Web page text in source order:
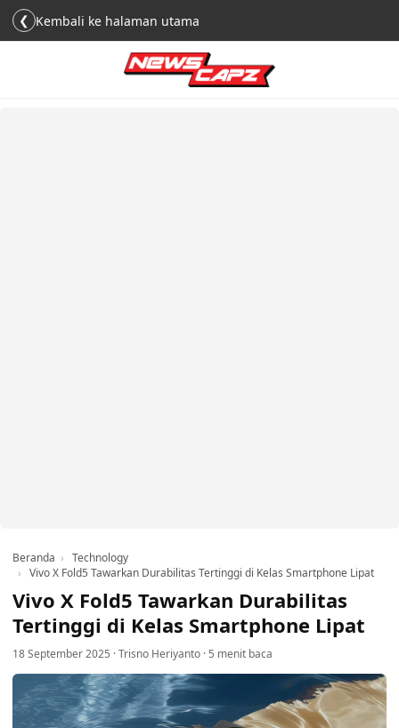
❮ Kembali ke halaman utama
Beranda
Technology
Vivo X Fold5 Tawarkan Durabilitas Tertinggi di Kelas Smartphone Lipat
Vivo X Fold5 Tawarkan Durabilitas
Tertinggi di Kelas Smartphone Lipat
18 September 2025 ·Trisno Heriyanto · 5 menit baca